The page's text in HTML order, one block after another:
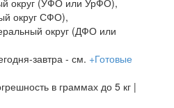
округ (УФО или УрФО),
округ СФО),
округ (ДФО или
завтра - см. +Готовые
в граммах до 5 кг |